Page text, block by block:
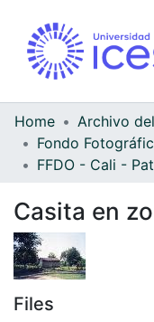
Home
FFDO - Cali -
Casita en
Files